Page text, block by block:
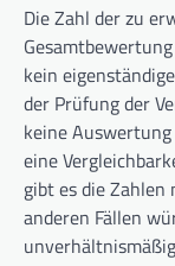
Die Zahl der zu
kein
der Prüfung der
keine
eine
gibt es die
anderen Fällen